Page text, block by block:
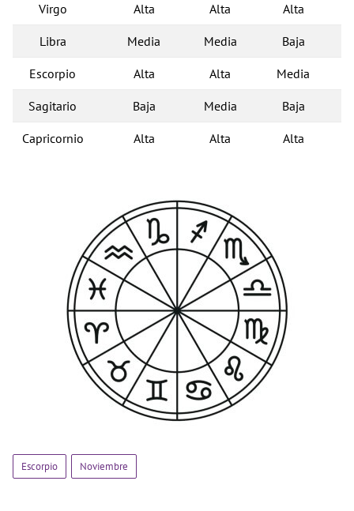
Virgo Alta Alta Alta
Libra Media Media Baja
Escorpio Alta Alta Media
Sagitario Baja Media Baja
Capricornio Alta Alta Alta
Escorpio Noviembre